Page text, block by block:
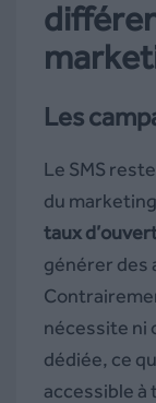
Les
Le SMS
du
taux
générer des
nécessite ni
dédiée, ce
accessible à